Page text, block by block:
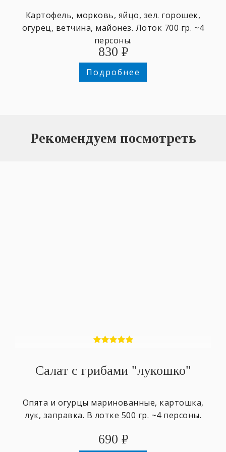
Картофель, морковь, яйцо, зел. горошек,
огурец, ветчина, майонез. Лоток 700 гр. ~4
персоны.
830 ₽
Подробнее
Рекомендуем посмотреть
Салат с грибами "лукошко"
Опята и огурцы маринованные, картошка,
лук, заправка. В лотке 500 гр. ~4 персоны.
690 ₽